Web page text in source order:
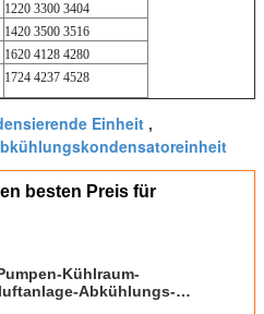
1220 3300 3404
1420 3500 3516
1620 4128 4280
1724 4237 4528
Einheit ,
besten Preis für
Kühlraum-
Abkühlungs-